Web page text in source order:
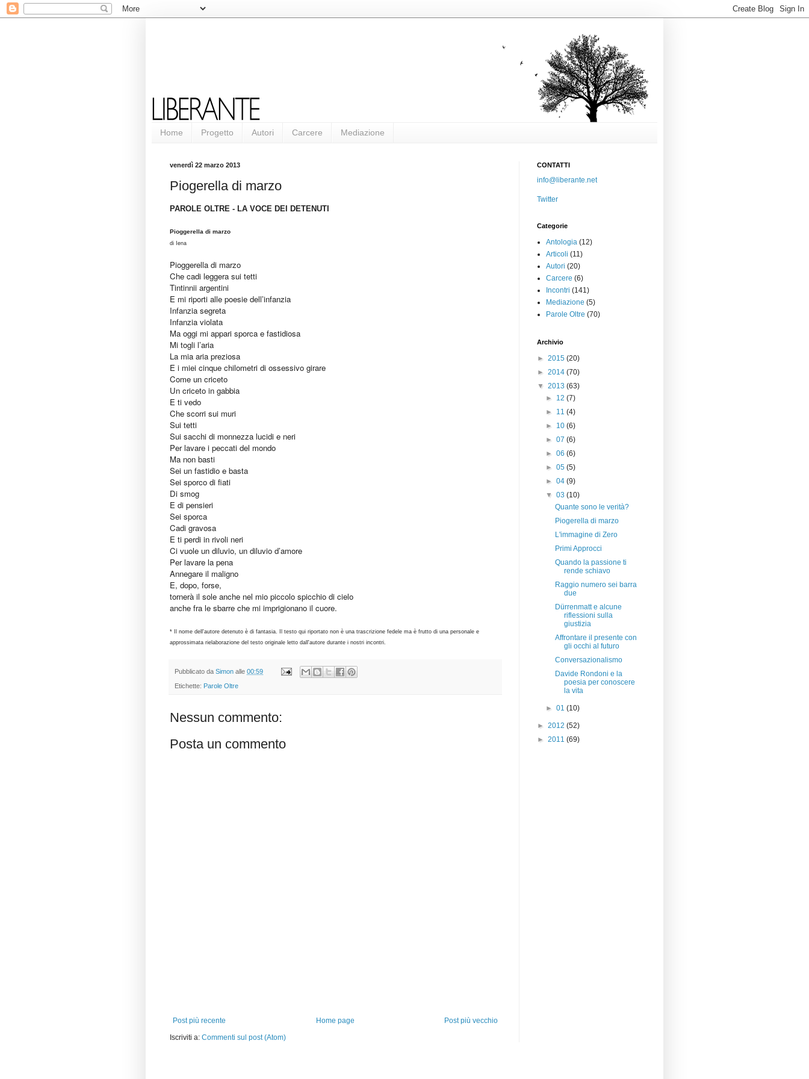
Home Progetto Autori Carcere Mediazione
venerdì 22 marzo 2013
Piogerella di marzo
PAROLE OLTRE - LA VOCE DEI DETENUTI
Pioggerella di marzo
di Iena
Pioggerella di marzo
Che cadi leggera sui tetti
Tintinnii argentini
E mi riporti alle poesie dell’infanzia
Infanzia segreta
Infanzia violata
Ma oggi mi appari sporca e fastidiosa
Mi togli l’aria
La mia aria preziosa
E i miei cinque chilometri di ossessivo girare
Come un criceto
Un criceto in gabbia
E ti vedo
Che scorri sui muri
Sui tetti
Sui sacchi di monnezza lucidi e neri
Per lavare i peccati del mondo
Ma non basti
Sei un fastidio e basta
Sei sporco di fiati
Di smog
E di pensieri
Sei sporca
Cadi gravosa
E ti perdi in rivoli neri
Ci vuole un diluvio, un diluvio d’amore
Per lavare la pena
Annegare il maligno
E, dopo, forse,
tornerà il sole anche nel mio piccolo spicchio di cielo
anche fra le sbarre che mi imprigionano il cuore.
* Il nome dell'autore detenuto è di fantasia. Il testo qui riportato non è una trascrizione fedele ma è frutto di una personale e
approssimata rielaborazione del testo originale letto dall'autore durante i nostri incontri.
Pubblicato da Simon alle 00:59
Etichette: Parole Oltre
Nessun commento:
Posta un commento
Post più recente Post più vecchio
Home page
Iscriviti a: Commenti sul post (Atom)
CONTATTI
info@liberante.net
Twitter
Categorie
Antologia (12)
Articoli (11)
Autori (20)
Carcere (6)
Incontri (141)
Mediazione (5)
Parole Oltre (70)
Archivio
► 2015 (20)
► 2014 (70)
▼ 2013 (63)
► 12(7)
► 11(4)
► 10(6)
►07(6)
►06(6)
►05(5)
►04(9)
▼03(10)
Quante sono le verità?
Piogerella di marzo
L'immagine di Zero
Primi Approcci
Quando la passione ti
rende schiavo
Raggio numero sei barra
due
Dürrenmatt e alcune
riflessioni sulla
giustizia
Affrontare il presente con
gli occhi al futuro
Conversazionalismo
Davide Rondoni e la
poesia per conoscere
la vita
►01(10)
► 2012 (52)
► 2011 (69)